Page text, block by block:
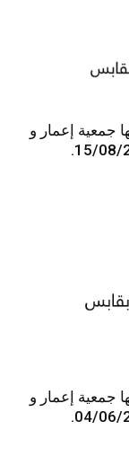
جمعية إعمار و
جمعية إعمار و